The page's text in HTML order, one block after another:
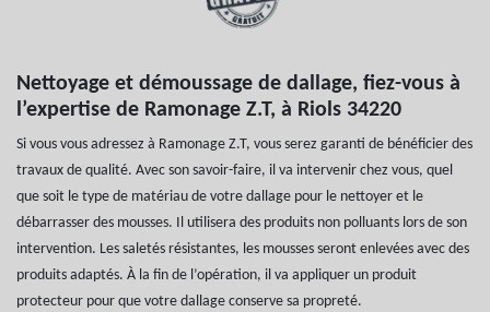
Nettoyage et démoussage de dallage, fiez-vous à
l’expertise de Ramonage Z.T, à Riols 34220
Si vous vous adressez à Ramonage Z.T, vous serez garanti de bénéficier des
travaux de qualité. Avec son savoir-faire, il va intervenir chez vous, quel
que soit le type de matériau de votre dallage pour le nettoyer et le
débarrasser des mousses. Il utilisera des produits non polluants lors de son
intervention. Les saletés résistantes, les mousses seront enlevées avec des
produits adaptés. À la fin de l’opération, il va appliquer un produit
protecteur pour que votre dallage conserve sa propreté.